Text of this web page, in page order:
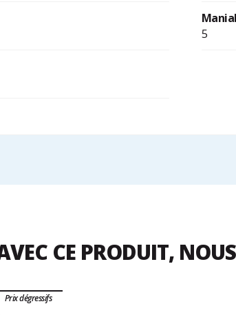
5
CE PRODUIT,
Prix dégressifs